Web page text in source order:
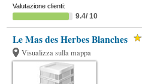
Valutazione clienti:
9.4/ 10
Le Mas des Herbes Blanches
Visualizza sulla mappa